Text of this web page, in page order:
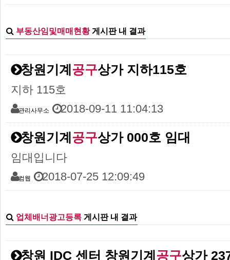
부동산임및매매현황게시판 내 결과
창원기계 공구상가 지하115호
지하 115호
관리사무소 2018-09-11 11:04:13
창원기계 공구상가 000호 임대
임대입니다
컴웹 2018-07-25 12:09:49
업체배너광고등록 게시판 내 결과
창원 IDC 센터 창원기계 공구상가